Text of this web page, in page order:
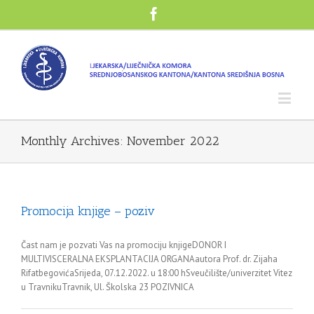
Monthly Archives: November 2022
Promocija knjige – poziv
Čast nam je pozvati Vas na promociju knjigeDONOR I
MULTIVISCERALNA EKSPLANTACIJA ORGANAautora Prof. dr. Zijaha
RifatbegovićaSrijeda, 07.12.2022. u 18:00 hSveučilište/univerzitet Vitez
u TravnikuTravnik, Ul. Školska 23 POZIVNICA